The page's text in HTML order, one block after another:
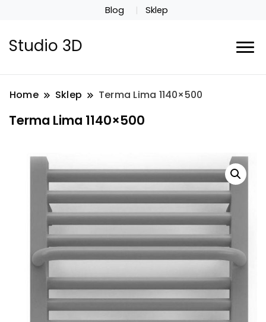
Blog Sklep
Studio 3D
Home Sklep Terma Lima 1140×500
Terma Lima 1140×500